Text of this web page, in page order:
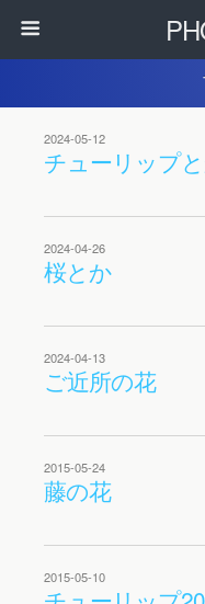
2024-05-12
チューリップ
2024-04-26
桜とか
2024-04-13
ご近所の花
2015-05-24
藤の花
2015-05-10